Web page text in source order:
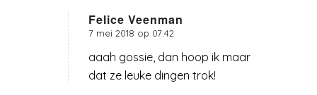
Felice Veenman
zegt:
7 mei 2018 op 07:42
aaah gossie, dan hoop ik maar
dat ze leuke dingen trok!